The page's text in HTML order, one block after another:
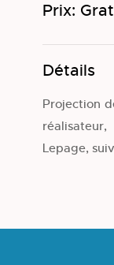
Prix:
Détails
Projection
Lepage,